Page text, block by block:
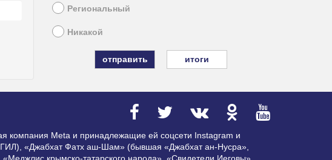
Региональный
Никакой
итоги
компания Meta и принадлежащие ей соцсети Instagram и
«Джабхат Фатх аш-Шам» (бывшая «Джабхат ан-Нусра»,
крымско-татарского народа», «Свидетели Иеговы»,